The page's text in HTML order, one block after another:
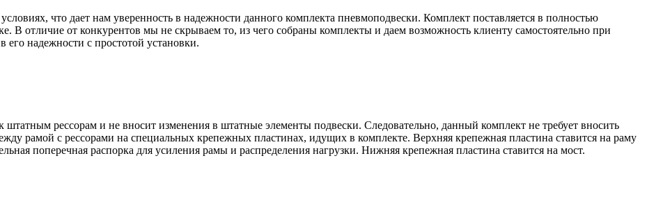
что дает нам уверенность в надежности данного комплекта пневмоподвески. Комплект поставляется в полностью
В отличие от конкурентов мы не скрываем то, из чего собраны комплекты и даем возможность клиенту самостоятельно при
его надежности с простотой установки.
рессорам и не вносит изменения в штатные элементы подвески. Следовательно, данный комплект не требует вносить
рамой с рессорами на специальных крепежных пластинах, идущих в комплекте. Верхняя крепежная пластина ставится на раму
поперечная распорка для усиления рамы и распределения нагрузки. Нижняя крепежная пластина ставится на мост.